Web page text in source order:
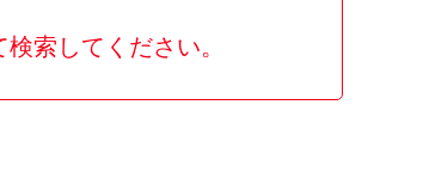
索してください。